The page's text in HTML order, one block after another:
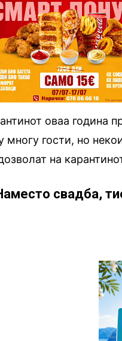
оваа година
многу гости, но
на
свадба,